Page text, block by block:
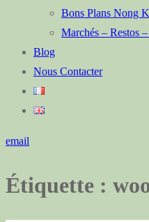
Bons Plans Nong
Marchés – Restos
Blog
Nous Contacter
email
Étiquette :